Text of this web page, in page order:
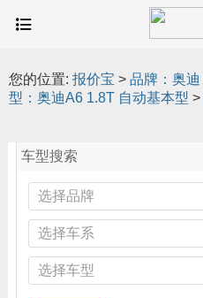
您的位置: 报价宝 > 品牌：奥迪
型：奥迪A6 1.8T 自动基本型 >
车型搜索
选择品牌
选择车系
选择车型